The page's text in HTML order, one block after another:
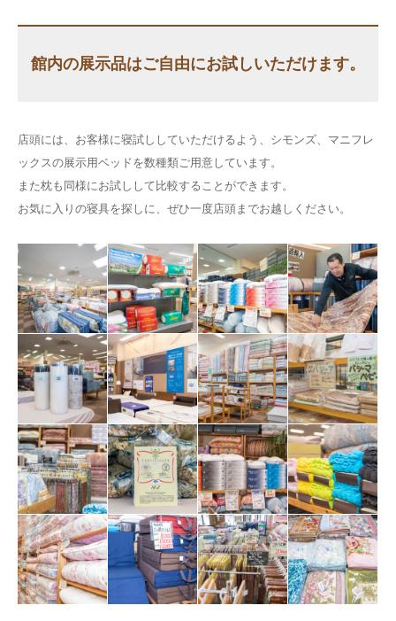
館内の展示品はご自由にお試しいただけます。
店頭には、お客様に寝試ししていただけるよう、シモンズ、マニフレ
ックスの展示用ベッドを数種類ご用意しています。
また枕も同様にお試しして比較することができます。
お気に入りの寝具を探しに、ぜひ一度店頭までお越しください。